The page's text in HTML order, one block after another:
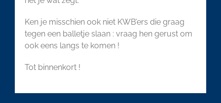
Ken je misschien ook niet KWB’ers die graag
tegen een balletje slaan : vraag hen gerust om
ook eens langs te komen !
Tot binnenkort !